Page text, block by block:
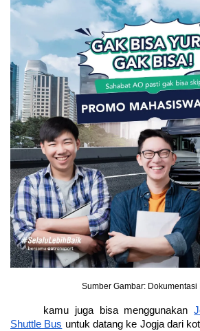
Sumber Gambar: Dokumentasi
kamu juga bisa menggunakan
Shuttle Bus untuk datang ke Jogja dari